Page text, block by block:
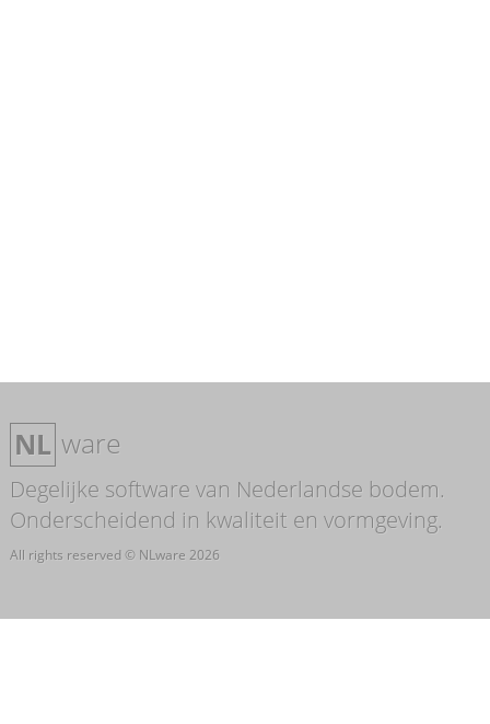
NL ware
Degelijke software van Nederlandse bodem.
Onderscheidend in kwaliteit en vormgeving.
All rights reserved © NLware 2026